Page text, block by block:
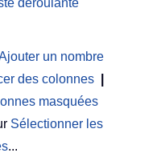
déroulante
un nombre
des colonnes
masquées
Sélectionner les
...